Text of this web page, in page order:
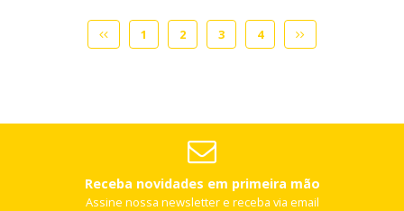
1 2 3 4
Receba novidades em primeira mão
Assine nossa newsletter e receba via email